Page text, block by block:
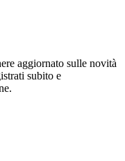
aggiornato sulle novità
subito e